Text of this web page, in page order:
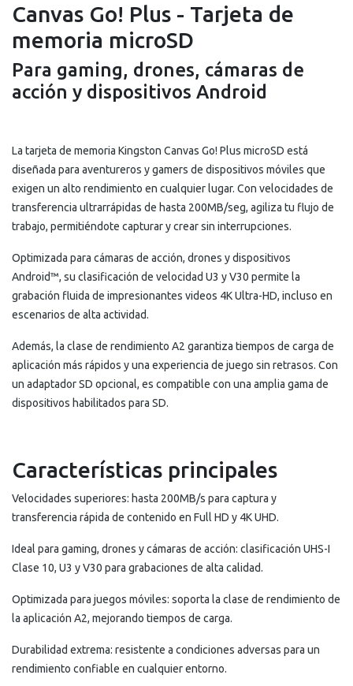
Canvas Go! Plus - Tarjeta de
memoria microSD
Para gaming, drones, cámaras de
acción y dispositivos Android
La tarjeta de memoria Kingston Canvas Go! Plus microSD está
diseñada para aventureros y gamers de dispositivos móviles que
exigen un alto rendimiento en cualquier lugar. Con velocidades de
transferencia ultrarrápidas de hasta 200MB/seg, agiliza tu flujo de
trabajo, permitiéndote capturar y crear sin interrupciones.
Optimizada para cámaras de acción, drones y dispositivos
Android™, su clasificación de velocidad U3 y V30 permite la
grabación fluida de impresionantes videos 4K Ultra-HD, incluso en
escenarios de alta actividad.
Además, la clase de rendimiento A2 garantiza tiempos de carga de
aplicación más rápidos y una experiencia de juego sin retrasos. Con
un adaptador SD opcional, es compatible con una amplia gama de
dispositivos habilitados para SD.
Características principales
Velocidades superiores: hasta 200MB/s para captura y
transferencia rápida de contenido en Full HD y 4K UHD.
Ideal para gaming, drones y cámaras de acción: clasificación UHS-I
Clase 10, U3 y V30 para grabaciones de alta calidad.
Optimizada para juegos móviles: soporta la clase de rendimiento de
la aplicación A2, mejorando tiempos de carga.
Durabilidad extrema: resistente a condiciones adversas para un
rendimiento confiable en cualquier entorno.